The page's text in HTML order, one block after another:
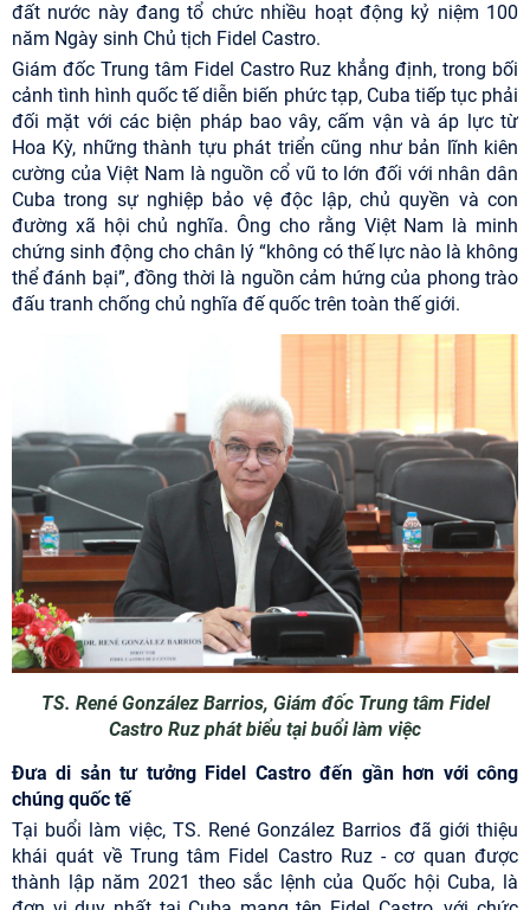
đất nước này đang tổ chức nhiều hoạt động kỷ niệm 100
năm Ngày sinh Chủ tịch Fidel Castro.
Giám đốc Trung tâm Fidel Castro Ruz khẳng định, trong bối
cảnh tình hình quốc tế diễn biến phức tạp, Cuba tiếp tục phải
đối mặt với các biện pháp bao vây, cấm vận và áp lực từ
Hoa Kỳ, những thành tựu phát triển cũng như bản lĩnh kiên
cường của Việt Nam là nguồn cổ vũ to lớn đối với nhân dân
Cuba trong sự nghiệp bảo vệ độc lập, chủ quyền và con
đường xã hội chủ nghĩa. Ông cho rằng Việt Nam là minh
chứng sinh động cho chân lý “không có thế lực nào là không
thể đánh bại”, đồng thời là nguồn cảm hứng của phong trào
đấu tranh chống chủ nghĩa đế quốc trên toàn thế giới.
TS. René González Barrios, Giám đốc Trung tâm Fidel
Castro Ruz phát biểu tại buổi làm việc
Đưa di sản tư tưởng Fidel Castro đến gần hơn với công
chúng quốc tế
Tại buổi làm việc, TS. René González Barrios đã giới thiệu
khái quát về Trung tâm Fidel Castro Ruz - cơ quan được
thành lập năm 2021 theo sắc lệnh của Quốc hội Cuba, là